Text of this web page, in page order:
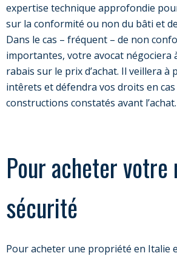
expertise technique approfondie
sur la conformité ou non du bâti et
Dans le cas – fréquent – de non
importantes, votre avocat négociera
rabais sur le prix d’achat. Il veillera à
intêrets et défendra vos droits en cas
constructions constatés avant l’achat.
Pour acheter votre
sécurité
Pour acheter une propriété en Italie